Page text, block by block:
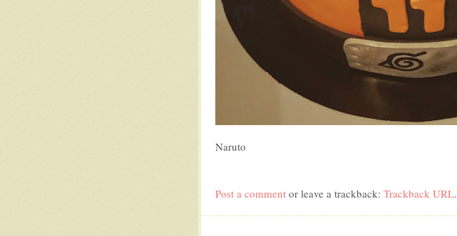
Naruto
Post a comment or leave a trackback: Trackback URL.